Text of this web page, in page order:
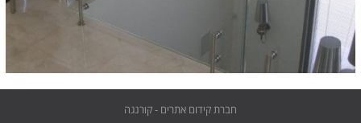
חברת קידום אתרים - קורנגה